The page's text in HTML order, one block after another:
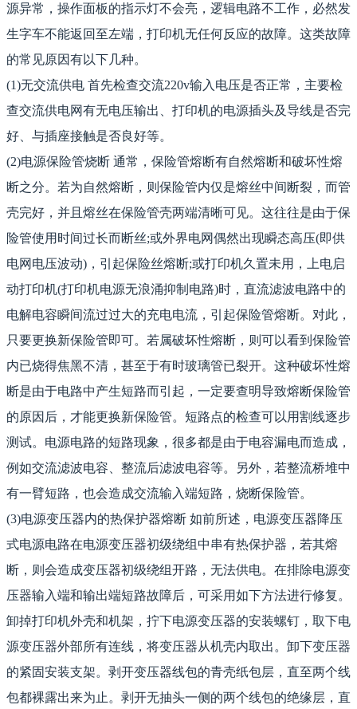
源异常，操作面板的指示灯不会亮，逻辑电路不工作，必然发
生字车不能返回至左端，打印机无任何反应的故障。这类故障
的常见原因有以下几种。
(1)无交流供电 首先检查交流220v输入电压是否正常，主要检
查交流供电网有无电压输出、打印机的电源插头及导线是否完
好、与插座接触是否良好等。
(2)电源保险管烧断 通常，保险管熔断有自然熔断和破坏性熔
断之分。若为自然熔断，则保险管内仅是熔丝中间断裂，而管
壳完好，并且熔丝在保险管壳两端清晰可见。这往往是由于保
险管使用时间过长而断丝;或外界电网偶然出现瞬态高压(即供
电网电压波动)，引起保险丝熔断;或打印机久置未用，上电启
动打印机(打印机电源无浪涌抑制电路)时，直流滤波电路中的
电解电容瞬间流过过大的充电电流，引起保险管熔断。对此，
只要更换新保险管即可。若属破坏性熔断，则可以看到保险管
内已烧得焦黑不清，甚至于有时玻璃管已裂开。这种破坏性熔
断是由于电路中产生短路而引起，一定要查明导致熔断保险管
的原因后，才能更换新保险管。短路点的检查可以用割线逐步
测试。电源电路的短路现象，很多都是由于电容漏电而造成，
例如交流滤波电容、整流后滤波电容等。另外，若整流桥堆中
有一臂短路，也会造成交流输入端短路，烧断保险管。
(3)电源变压器内的热保护器熔断 如前所述，电源变压器降压
式电源电路在电源变压器初级绕组中串有热保护器，若其熔
断，则会造成变压器初级绕组开路，无法供电。在排除电源变
压器输入端和输出端短路故障后，可采用如下方法进行修复。
卸掉打印机外壳和机架，拧下电源变压器的安装螺钉，取下电
源变压器外部所有连线，将变压器从机壳内取出。卸下变压器
的紧固安装支架。剥开变压器线包的青壳纸包层，直至两个线
包都裸露出来为止。剥开无抽头一侧的两个线包的绝缘层，直